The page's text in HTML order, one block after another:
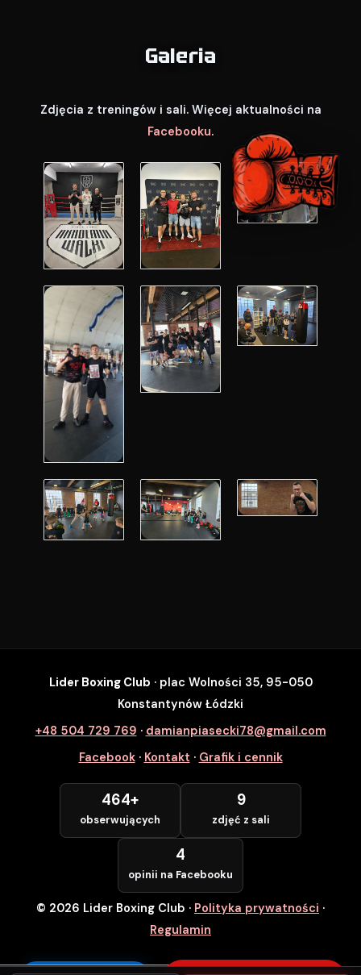
Galeria
Zdjęcia z treningów i sali. Więcej aktualności na
Facebooku.
SZYBKI ZAPIS
Zapisz się na wybrane zajęcia
Numer Telefonu *
POTWIERDZAM — WCHODZĘ ZA
DARMO
Lider Boxing Club · plac Wolności 35, 95-050
Konstantynów Łódzki
+48 504 729 769 · damianpiasecki78@gmail.com
Facebook· Kontakt · Grafik i cennik
464+
obserwujących
9
zdjęć z sali
4
opinii na Facebooku
© 2026 Lider Boxing Club · Polityka prywatności ·
Regulamin